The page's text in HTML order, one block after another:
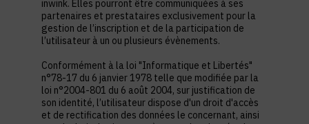
inwink. Elles pourront être communiquées à ses
partenaires et prestataires exclusivement pour la
gestion de l’inscription et de la participation de
l’utilisateur à un ou plusieurs évènements.
Conformément à la loi "Informatique et Libertés"
n°78-17 du 6 janvier 1978 telle que modifiée par la
loi n°2004-801 du 6 août 2004, sur justification de
son identité, l’utilisateur dispose d'un droit d'accès
et de rectification des données le concernant, ainsi